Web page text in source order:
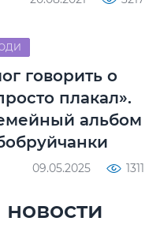
говорить о
плакал».
альбом
09.05.2025 1311